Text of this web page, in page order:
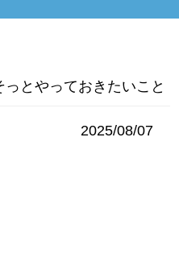
とやっておきたいこと
2025/08/07